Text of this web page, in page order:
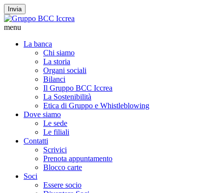
Invia
menu
La banca
Chi siamo
La storia
Organi sociali
Bilanci
Il Gruppo BCC Iccrea
La Sostenibilità
Etica di Gruppo e Whistleblowing
Dove siamo
Le sede
Le filiali
Contatti
Scrivici
Prenota appuntamento
Blocco carte
Soci
Essere socio